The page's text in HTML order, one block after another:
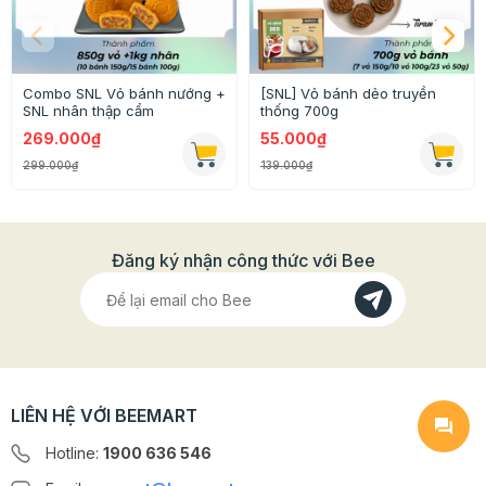
- Đường kính: 2,5 cm
- Chất liệu: Decan
- Xuất xứ: Việt Nam
- Được dùng để làm trang trí, phân biệt các loại nhân
chọn nhân bánh yêu thích
>>> Xem thêm các loại tem dán trung thu khác
Combo SNL Vỏ bánh nướng +
SNL nhân thập cẩm
269.000₫
299.000₫
[SNL] Vỏ bánh dẻo truyền
thống 700g
55.000₫
139.000₫
Đăng ký nhận công thức với Bee
LIÊN HỆ VỚI BEEMART
Hotline: 1900 636 546